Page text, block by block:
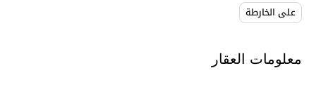
على الخارطة
معلومات العقار